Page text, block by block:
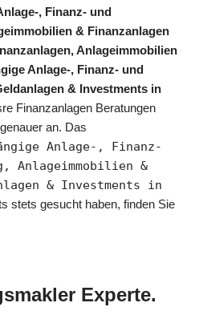
, Finanz- und
& Finanzanlagen
Anlageimmobilien
Anlage-, Finanz- und
& Investments in
Finanzanlagen Beratungen
an. Das
Anlage-, Finanz-
Anlageimmobilien &
& Investments in
stets gesucht haben, finden Sie
Experte.